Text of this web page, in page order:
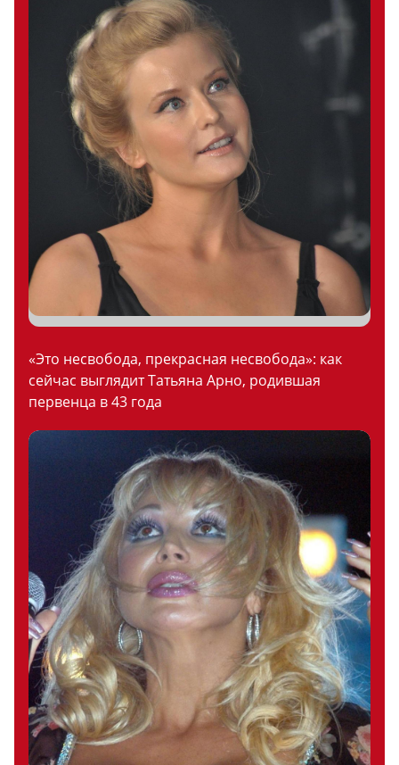
«Это несвобода, прекрасная несвобода»: как
сейчас выглядит Татьяна Арно, родившая
первенца в 43 года